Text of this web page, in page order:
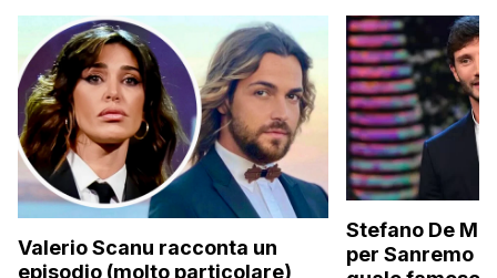
Valerio Scanu racconta un
episodio (molto particolare)
Stefano De
per Sanremo